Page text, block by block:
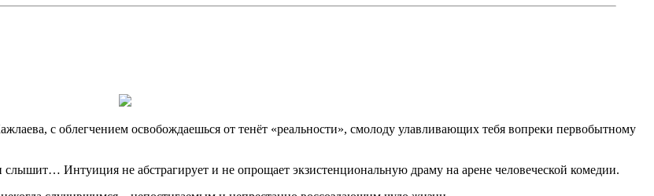
с облегчением освобождаешься от тенёт «реальности», смолоду улавливающих тебя вопреки первобытному
Интуиция не абстрагирует и не опрощает экзистенциональную драму на арене человеческой комедии.